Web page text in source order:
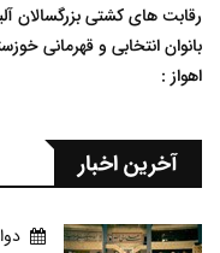
رقابت های کشتی بزرگسالان
بانوان انتخابی و قهرمانی
اهواز :
آخرین اخبار